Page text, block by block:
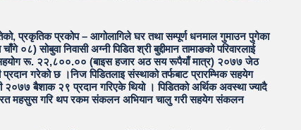
प्रकृतिक प्रकोप – आगोलागिले घर तथा सम्पूर्ण धनमाल गुमाउन पुगेका
०८) सोबुवा निवासी अग्नी पिडित श्री बुद्दीमान तामाङको परिवारलाई
रू. २२,८००.०० (बाइस हजार अठ सय रूपैयाँ मात्र) २०७७ जेठ
गरेको छ ।निज पिडितलाइ संस्थाको तर्फबाट प्रारम्भिक सहयेग
बैशाक २९ प्रदान गरिएके थियो । पिडितको अर्थिक अवस्था ज्यादै
महसुस गरि थप रकम संकलन अभियान चालु गरी सहयेग संकलन